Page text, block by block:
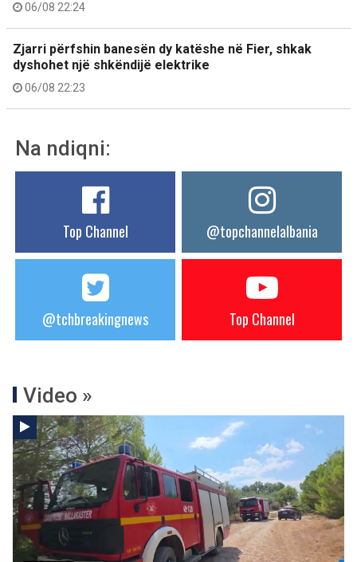
06/08 22:24
Zjarri përfshin banesën dy katëshe në Fier, shkak
dyshohet një shkëndijë elektrike
06/08 22:23
Na ndiqni:
Top Channel @topchannelalbania
@tchbreakingnews Top Channel
Video »